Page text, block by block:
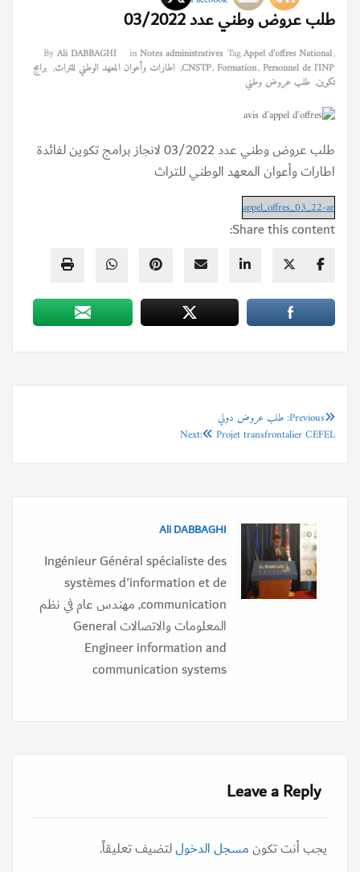
طلب عروض وطني عدد 03/2022
ByAli DABBAGHI inNotes administratives TagAppel d’offres National,
CNSTP,Formation,Personnel de l'INP
, اطارات وأعوان المعهد الوطني للتراث, برامج
تكوين, طلب عروض وطني
طلب عروض وطني عدد 03/2022 لانجاز برامج تكوين لفائدة
اطارات وأعوان المعهد الوطني للتراث
appel_offres_03_22-ar
Share this content:
تصفّح
Previous: طلب عروض دولي
Next: Projet transfrontalier CEFEL
Ali DABBAGHI
Ingénieur Général spécialiste des
systèmes d'information et de
communication, مهندس عام في نظم
المعلومات والاتصالات General
Engineer information and
communication systems
Leave a Reply
يجب أنت تكونمسجل الدخوللتضيف تعليقاً.